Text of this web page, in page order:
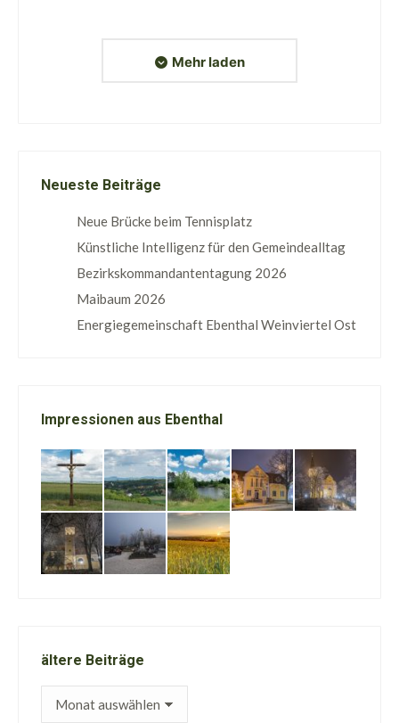
Mehr laden
Neueste Beiträge
Neue Brücke beim Tennisplatz
Künstliche Intelligenz für den Gemeindealltag
Bezirkskommandantentagung 2026
Maibaum 2026
Energiegemeinschaft Ebenthal Weinviertel Ost
Impressionen aus Ebenthal
ältere Beiträge
ältere